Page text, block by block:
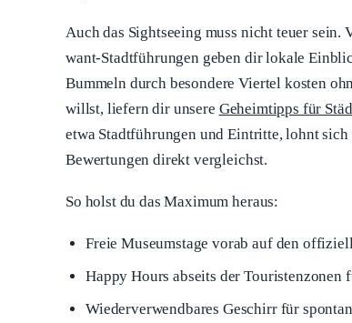
Auch das Sightseeing muss nicht teuer
want-Stadtführungen geben dir lokale
Bummeln durch besondere Viertel kosten
willst, liefern dir unsere Geheimtipps für
etwa Stadtführungen und Eintritte, lohnt
Bewertungen direkt vergleichst.
So holst du das Maximum heraus:
Freie Museumstage vorab auf den
Happy Hours abseits der Touristenzonen
Wiederverwendbares Geschirr für